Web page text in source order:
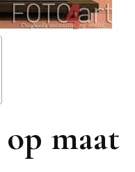
maat